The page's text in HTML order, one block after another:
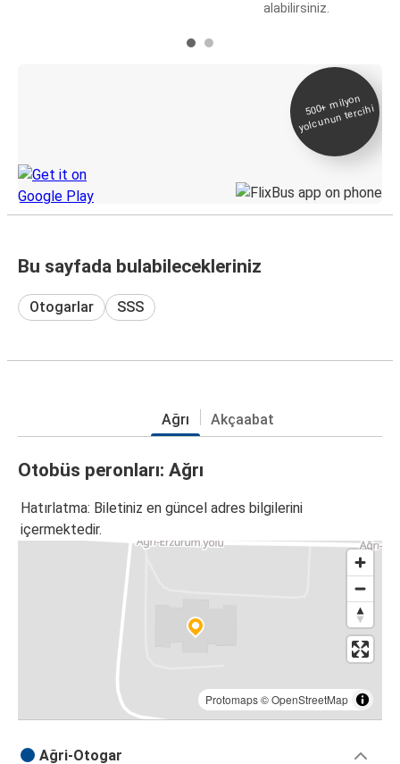
alabilirsiniz.
500+
milyon
yolcunun tercihi
Bu sayfada bulabilecekleriniz
Otogarlar SSS
Ağrı Akçaabat
Otobüs peronları: Ağrı
Hatırlatma: Biletiniz en güncel adres bilgilerini
içermektedir.
Protomaps©OpenStreetMap
Ağri-Otogar